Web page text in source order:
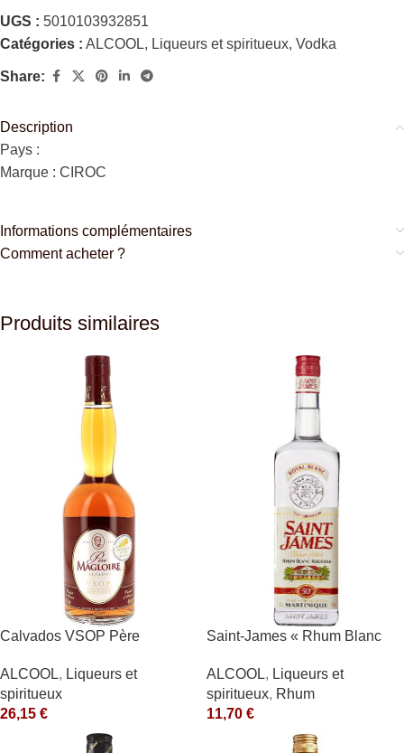
UGS : 5010103932851
Catégories : ALCOOL, Liqueurs et spiritueux, Vodka
Share:
Description
Pays :
Marque : CIROC
Informations complémentaires
Comment acheter ?
Produits similaires
Calvados VSOP Père
ALCOOL, Liqueurs et
spiritueux
26,15 €
Saint-James « Rhum Blanc
ALCOOL, Liqueurs et
spiritueux, Rhum
11,70 €